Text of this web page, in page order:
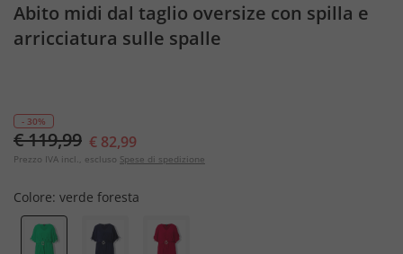
Abito midi dal taglio oversize con spilla e
arricciatura sulle spalle
- 30%
€ 119,99 € 82,99
Prezzo IVA incl., escluso Spese di spedizione
Colore: verde foresta